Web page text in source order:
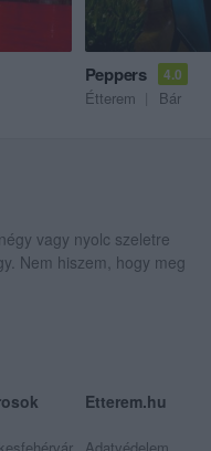
Peppers 4.0
Étterem Bár
vagy nyolc szeletre
Nem hiszem, hogy meg
Etterem.hu